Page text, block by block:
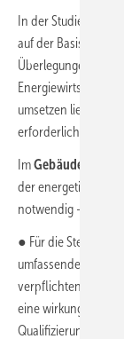
In der Studie
auf der Basis
Überlegungen, wie
Energiewirtschaft,
umsetzen ließe.
erforderlich:
ImGebäudebereich
der energetischen
notwendig – aktuell
● Für die
umfassender
verpflichtenden
eine wirkungsvolle